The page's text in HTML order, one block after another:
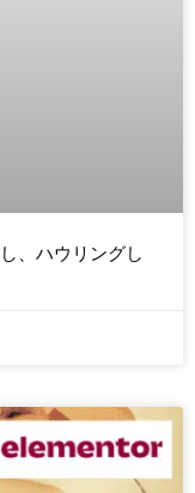
、ハウリングし